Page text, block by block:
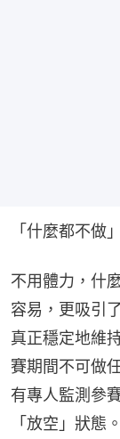
「什麼都不做
不用體力，什
容易，更吸引
真正穩定地維
賽期間不可做
有專人監測參
「放空」狀態